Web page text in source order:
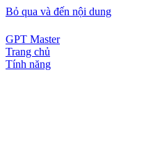
Bỏ qua và đến nội dung
GPT Master
Trang chủ
Tính năng